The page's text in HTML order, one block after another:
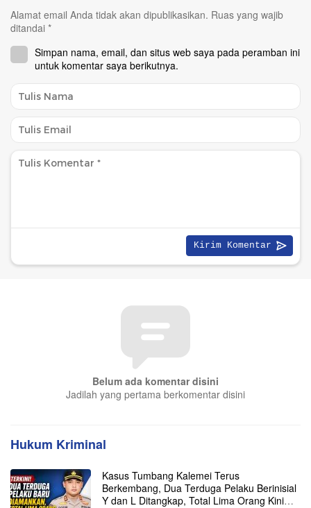
Alamat email Anda tidak akan dipublikasikan. Ruas yang wajib
ditandai *
Simpan nama, email, dan situs web saya pada peramban ini
untuk komentar saya berikutnya.
Belum ada komentar disini
Jadilah yang pertama berkomentar disini
Hukum Kriminal
Kasus Tumbang Kalemei Terus
Berkembang, Dua Terduga Pelaku Berinisial
Y dan L Ditangkap, Total Lima Orang Kini